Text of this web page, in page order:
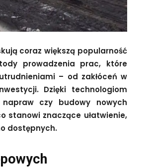
coraz większą popularność
prowadzenia prac, które
– od zakłóceń w
Dzięki technologiom
napraw czy budowy nowych
stanowi znaczące ułatwienie,
dostępnych.